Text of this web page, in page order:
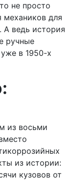
не просто
для
А ведь история
ручные
в 1950-х
из восьми
из истории:
кузовов от